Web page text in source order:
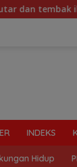
di Binjai,
INDEKS
Hidup